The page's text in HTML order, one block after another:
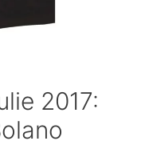
2017: